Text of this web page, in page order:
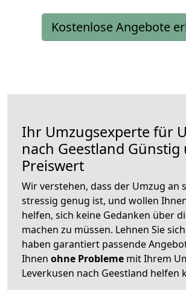
Kostenlose Angebote
Ihr Umzugsexperte für
nach Geestland Günstig
Preiswert
Wir verstehen, dass der Umzug an
stressig genug ist, und wollen
helfen, sich keine Gedanken über
machen zu müssen. Lehnen Sie
haben garantiert passende
Ihnen ohne Probleme mit Ihrem
Leverkusen nach Geestland helfen